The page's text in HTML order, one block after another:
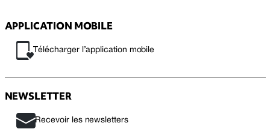
APPLICATION MOBILE
Télécharger l’application mobile
NEWSLETTER
Recevoir les newsletters